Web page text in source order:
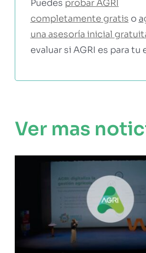
Puedes probar AGRI
completamente gratis o a
una asesoría inicial
evaluar si AGRI es para tu
Ver mas